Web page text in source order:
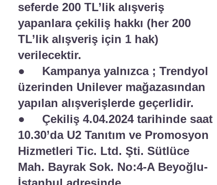
seferde 200 TL’lik alışveriş
yapanlara çekiliş hakkı (her 200
TL’lik alışveriş için 1 hak)
verilecektir.
● Kampanya yalnızca ; Trendyol
üzerinden Unilever mağazasından
yapılan alışverişlerde geçerlidir.
● Çekiliş 4.04.2024 tarihinde saat
10.30’da U2 Tanıtım ve Promosyon
Hizmetleri Tic. Ltd. Şti. Sütlüce
Mah. Bayrak Sok. No:4-A Beyoğlu-